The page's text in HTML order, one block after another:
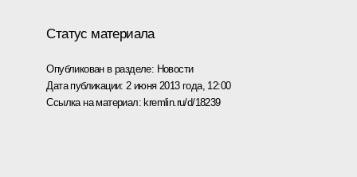
Статус материала
Опубликован в разделе: Новости
Дата публикации: 2 июня 2013 года, 12:00
Ссылка на материал: kremlin.ru/d/18239